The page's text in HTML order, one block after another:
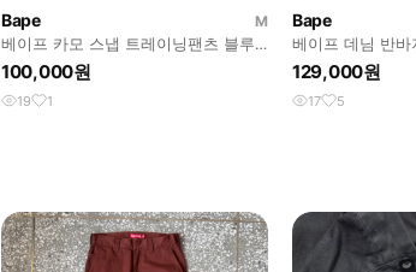
Bape
M
베이프 카모 스냅 트레이닝팬츠 블루
M
100,000원
19 1
Bape
베이프 데님 반바
129,000원
17 5